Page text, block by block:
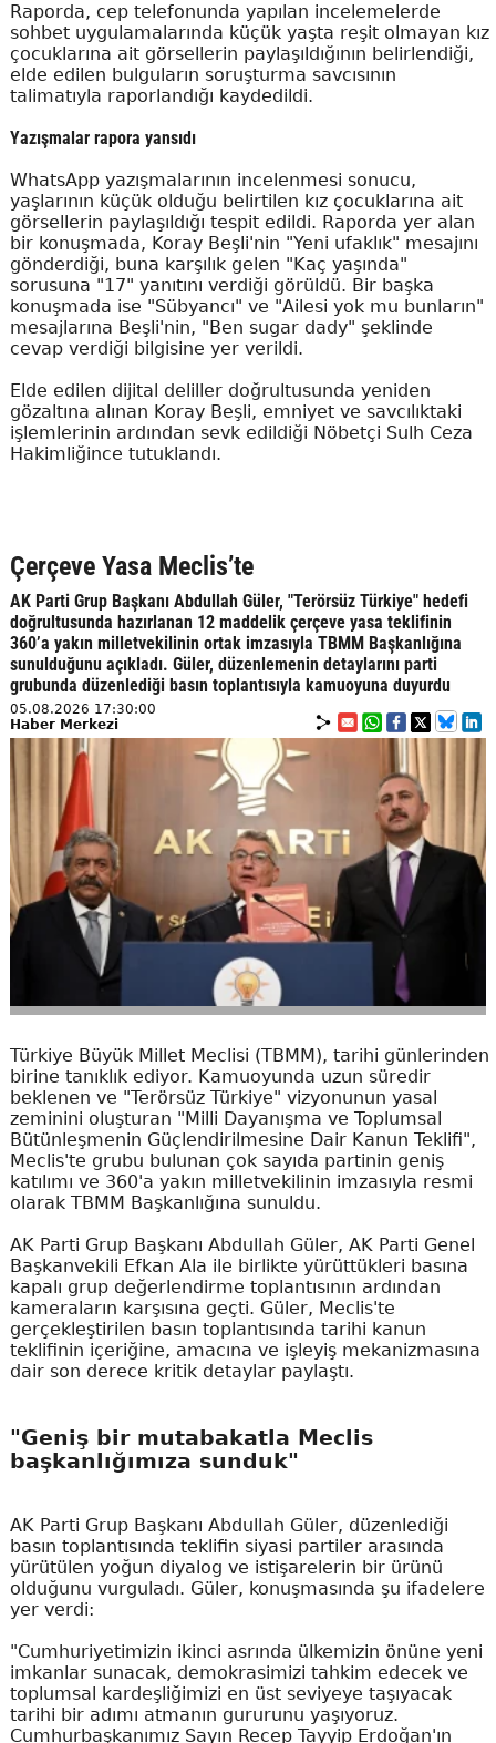
Raporda, cep telefonunda yapılan incelemelerde
sohbet uygulamalarında küçük yaşta reşit olmayan kız
çocuklarına ait görsellerin paylaşıldığının belirlendiği,
elde edilen bulguların soruşturma savcısının
talimatıyla raporlandığı kaydedildi.
Yazışmalar rapora yansıdı
WhatsApp yazışmalarının incelenmesi sonucu,
yaşlarının küçük olduğu belirtilen kız çocuklarına ait
görsellerin paylaşıldığı tespit edildi. Raporda yer alan
bir konuşmada, Koray Beşli'nin "Yeni ufaklık" mesajını
gönderdiği, buna karşılık gelen "Kaç yaşında"
sorusuna "17" yanıtını verdiği görüldü. Bir başka
konuşmada ise "Sübyancı" ve "Ailesi yok mu bunların"
mesajlarına Beşli'nin, "Ben sugar dady" şeklinde
cevap verdiği bilgisine yer verildi.
Elde edilen dijital deliller doğrultusunda yeniden
gözaltına alınan Koray Beşli, emniyet ve savcılıktaki
işlemlerinin ardından sevk edildiği Nöbetçi Sulh Ceza
Hakimliğince tutuklandı.
Çerçeve Yasa Meclis’te
AK Parti Grup Başkanı Abdullah Güler, "Terörsüz Türkiye" hedefi
doğrultusunda hazırlanan 12 maddelik çerçeve yasa teklifinin
360’a yakın milletvekilinin ortak imzasıyla TBMM Başkanlığına
sunulduğunu açıkladı. Güler, düzenlemenin detaylarını parti
grubunda düzenlediği basın toplantısıyla kamuoyuna duyurdu
05.08.2026 17:30:00
Haber Merkezi
Türkiye Büyük Millet Meclisi (TBMM), tarihi günlerinden
birine tanıklık ediyor. Kamuoyunda uzun süredir
beklenen ve "Terörsüz Türkiye" vizyonunun yasal
zeminini oluşturan "Milli Dayanışma ve Toplumsal
Bütünleşmenin Güçlendirilmesine Dair Kanun Teklifi",
Meclis'te grubu bulunan çok sayıda partinin geniş
katılımı ve 360'a yakın milletvekilinin imzasıyla resmi
olarak TBMM Başkanlığına sunuldu.
AK Parti Grup Başkanı Abdullah Güler, AK Parti Genel
Başkanvekili Efkan Ala ile birlikte yürüttükleri basına
kapalı grup değerlendirme toplantısının ardından
kameraların karşısına geçti. Güler, Meclis'te
gerçekleştirilen basın toplantısında tarihi kanun
teklifinin içeriğine, amacına ve işleyiş mekanizmasına
dair son derece kritik detaylar paylaştı.
"Geniş bir mutabakatla Meclis
başkanlığımıza sunduk"
AK Parti Grup Başkanı Abdullah Güler, düzenlediği
basın toplantısında teklifin siyasi partiler arasında
yürütülen yoğun diyalog ve istişarelerin bir ürünü
olduğunu vurguladı. Güler, konuşmasında şu ifadelere
yer verdi:
"Cumhuriyetimizin ikinci asrında ülkemizin önüne yeni
imkanlar sunacak, demokrasimizi tahkim edecek ve
toplumsal kardeşliğimizi en üst seviyeye taşıyacak
tarihi bir adımı atmanın gururunu yaşıyoruz.
Cumhurbaşkanımız Sayın Recep Tayyip Erdoğan'ın